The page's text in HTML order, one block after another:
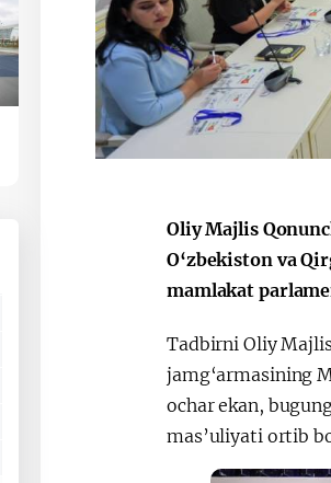
首届“中国-中亚”峰会
Oliy Majlis
O‘zbekiston va
mamlakat
Tadbirni Oliy
jamg‘armasining
ochar ekan,
mas’uliyati ortib